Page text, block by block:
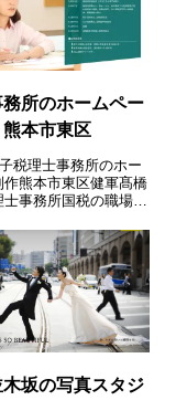
所のホームペー
本市東区
税理士事務所のホー
作熊本市東区健軍髙橋
士事務所国税の職場で
「税務」「財務アド
れています。 女性
で、経営者様に親身に
ポートされ、新規創...
坂の写真スタジ